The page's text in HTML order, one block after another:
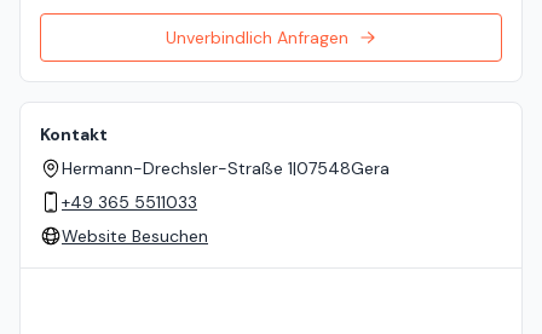
Unverbindlich Anfragen
Kontakt
Hermann-Drechsler-Straße 1|07548Gera
+49 365 5511033
Website Besuchen